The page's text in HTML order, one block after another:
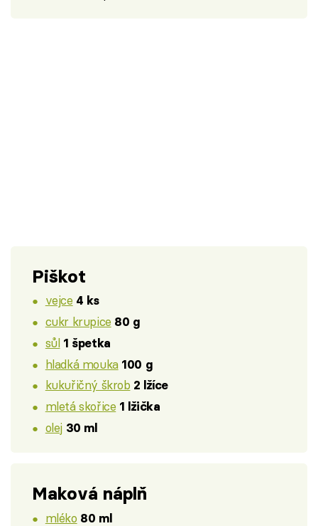
Piškot
vejce 4 ks
cukr krupice 80 g
sůl 1 špetka
hladká mouka 100 g
kukuřičný škrob 2 lžíce
mletá skořice 1 lžička
olej 30 ml
Maková náplň
mléko 80 ml